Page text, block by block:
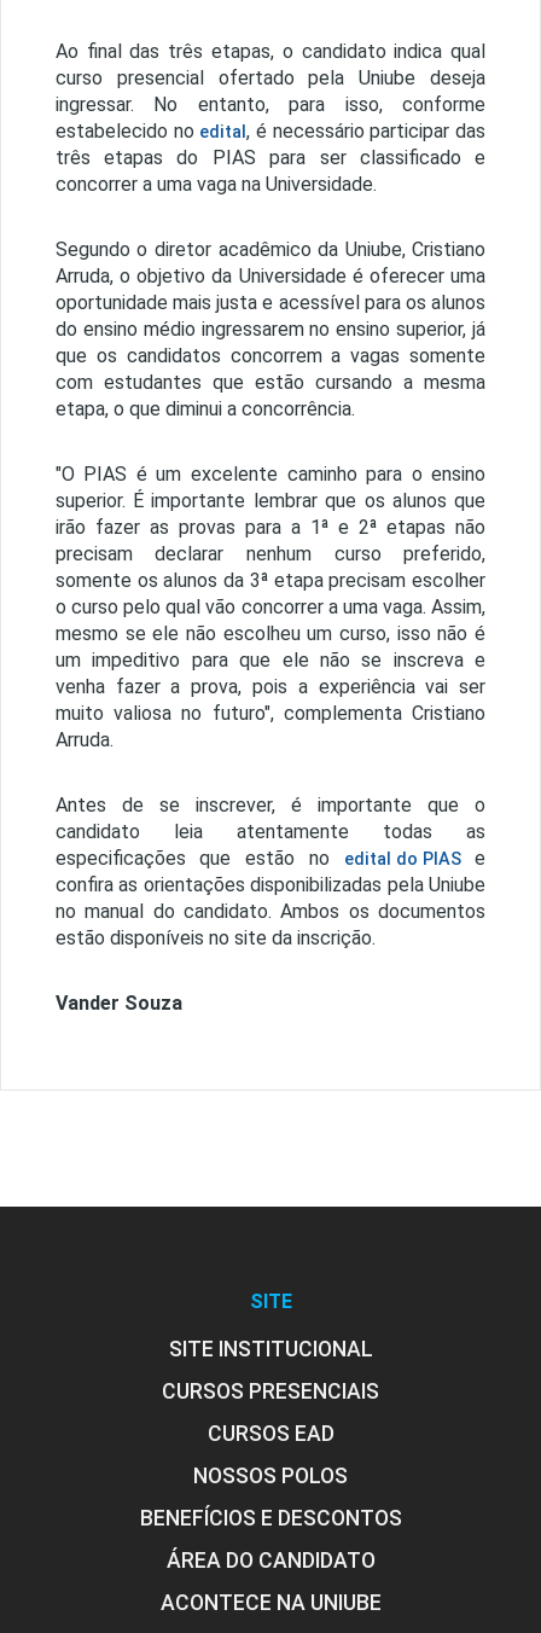
Ao final das três etapas, o candidato indica qual
curso presencial ofertado pela Uniube deseja
ingressar. No entanto, para isso, conforme
estabelecido no edital, é necessário participar das
três etapas do PIAS para ser classificado e
concorrer a uma vaga na Universidade.
Segundo o diretor acadêmico da Uniube, Cristiano
Arruda, o objetivo da Universidade é oferecer uma
oportunidade mais justa e acessível para os alunos
do ensino médio ingressarem no ensino superior, já
que os candidatos concorrem a vagas somente
com estudantes que estão cursando a mesma
etapa, o que diminui a concorrência.
"O PIAS é um excelente caminho para o ensino
superior. É importante lembrar que os alunos que
irão fazer as provas para a 1ª e 2ª etapas não
precisam declarar nenhum curso preferido,
somente os alunos da 3ª etapa precisam escolher
o curso pelo qual vão concorrer a uma vaga. Assim,
mesmo se ele não escolheu um curso, isso não é
um impeditivo para que ele não se inscreva e
venha fazer a prova, pois a experiência vai ser
muito valiosa no futuro", complementa Cristiano
Arruda.
Antes de se inscrever, é importante que o
candidato leia atentamente todas as
especificações que estão no
edital do PIASe
confira as orientações disponibilizadas pela Uniube
no manual do candidato. Ambos os documentos
estão disponíveis no site da inscrição.
Vander Souza
SITE
SITE INSTITUCIONAL
CURSOS PRESENCIAIS
CURSOS EAD
NOSSOS POLOS
BENEFÍCIOS E DESCONTOS
ÁREA DO CANDIDATO
ACONTECE NA UNIUBE